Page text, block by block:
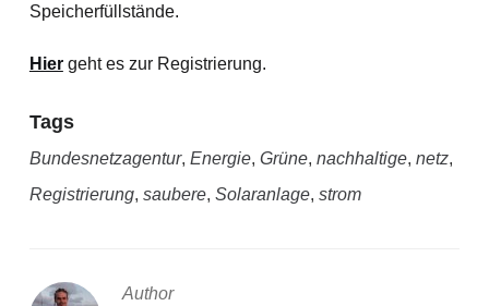
Speicherfüllstände.
Hiergeht es zur Registrierung.
Tags
Bundesnetzagentur, Energie, Grüne, nachhaltige, netz,
Registrierung, saubere, Solaranlage, strom
Author